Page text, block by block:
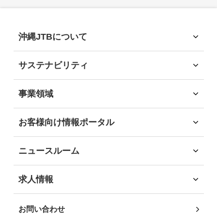
2022年(7)
(12)
2020年(10)
2019年 (2)
沖縄JTBについて
経営理念
会社概要
会社沿革
サステナビリティ
環境
社会
経済
DEIB推進
沖縄JTB サステナビリティレポート2025
事業領域
ソリューション領域
自社企画・運営領域
お客様向け情報ポータル
自治体・行政機関のお客様
学校・教育機関のお客様
事業パートナーの皆様
ニュースルーム
求人情報
お問い合わせ